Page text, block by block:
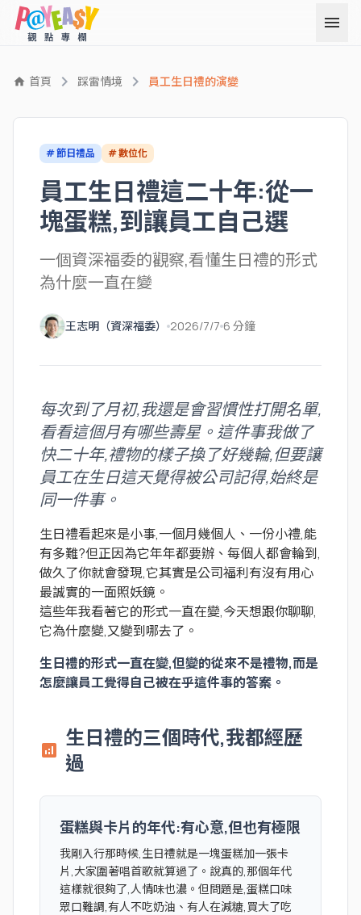
menu
home 首頁 chevron_right 踩雷情境 chevron_right 員工生日禮的演變
# 節日禮品 # 數位化
員工生日禮這二十年:從一
塊蛋糕,到讓員工自己選
一個資深福委的觀察,看懂生日禮的形式
為什麼一直在變
王志明（資深福委） 2026/7/7 6 分鐘
每次到了月初,我還是會習慣性打開名單,
看看這個月有哪些壽星。這件事我做了
快二十年,禮物的樣子換了好幾輪,但要讓
員工在生日這天覺得被公司記得,始終是
同一件事。
生日禮看起來是小事,一個月幾個人、一份小禮,能
有多難?但正因為它年年都要辦、每個人都會輪到,
做久了你就會發現,它其實是公司福利有沒有用心
最誠實的一面照妖鏡。
這些年我看著它的形式一直在變,今天想跟你聊聊,
它為什麼變,又變到哪去了。
生日禮的形式一直在變,但變的從來不是禮物,而是
怎麼讓員工覺得自己被在乎這件事的答案。
analytics 生日禮的三個時代,我都經歷
過
蛋糕與卡片的年代:有心意,但也有極限
我剛入行那時候,生日禮就是一塊蛋糕加一張卡
片,大家圍著唱首歌就算過了。說真的,那個年代
這樣就很夠了,人情味也濃。但問題是,蛋糕口味
眾口難調,有人不吃奶油、有人在減糖,買大了吃